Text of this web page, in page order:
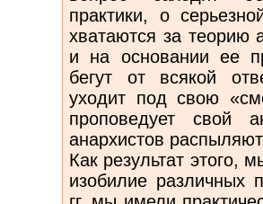
практики, о
хватаются за теорию
и на основании ее
бегут от всякой
уходит под свою
проповедует свой
анархистов
Как результат этого,
изо­билие различных